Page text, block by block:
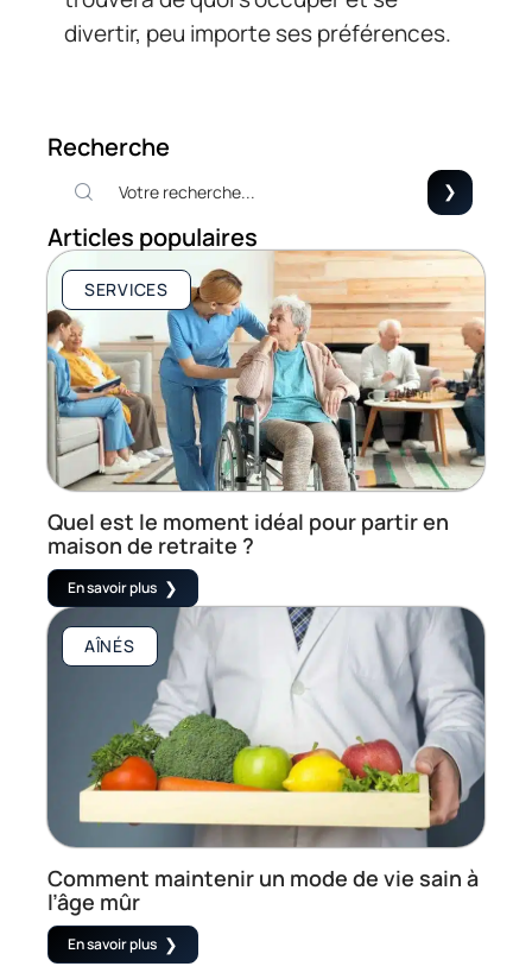
divertir, peu importe ses préférences.
Recherche
Articles populaires
SERVICES
Quel est le moment idéal pour partir en
maison de retraite ?
En savoir plus
AÎNÉS
Comment maintenir un mode de vie sain à
l’âge mûr
En savoir plus